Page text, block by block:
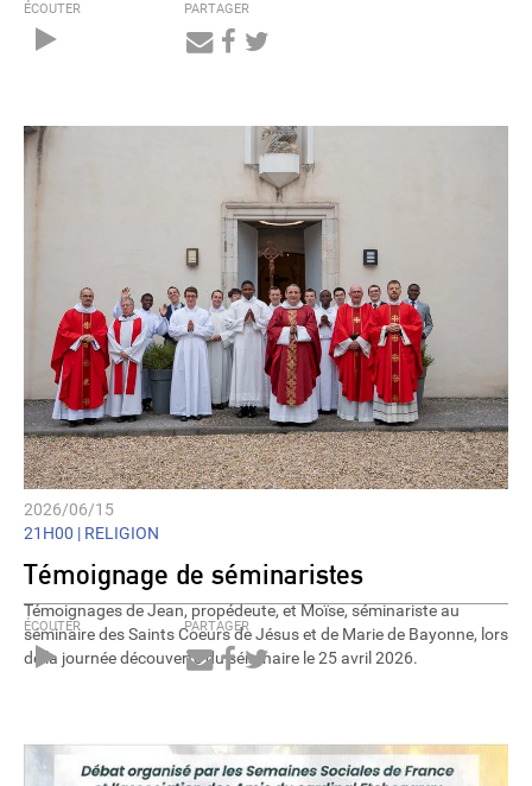
ÉCOUTER PARTAGER
2026/06/15
21H00 | RELIGION
Témoignage de séminaristes
Témoignages de Jean, propédeute, et Moïse, séminariste au
séminaire des Saints Coeurs de Jésus et de Marie de Bayonne, lors
de la journée découverte du séminaire le 25 avril 2026.
ÉCOUTER
Audio
PARTAGER